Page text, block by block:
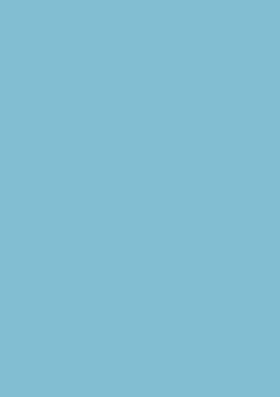
du mer än idag kän­na att
verk­tyg och metoder
eller spri­da allt på mån­ga
dina frågeställ­ningar. I